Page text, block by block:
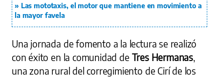
Las mototaxis, el motor que mantiene en movimiento a
la mayor favela
Una jornada de fomento a la lectura se realizó
con éxito en la comunidad de Tres Hermanas,
una zona rural del corregimiento de Cirí de los